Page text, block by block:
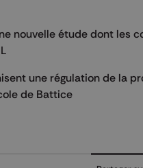
nouvelle étude dont les
une régulation de la
de Battice